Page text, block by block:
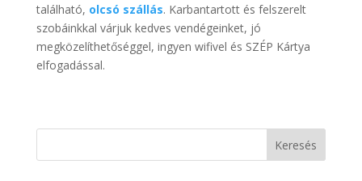
található, olcsó szállás. Karbantartott és felszerelt
szobáinkkal várjuk kedves vendégeinket, jó
megközelíthetőséggel, ingyen wifivel és SZÉP Kártya
elfogadással.